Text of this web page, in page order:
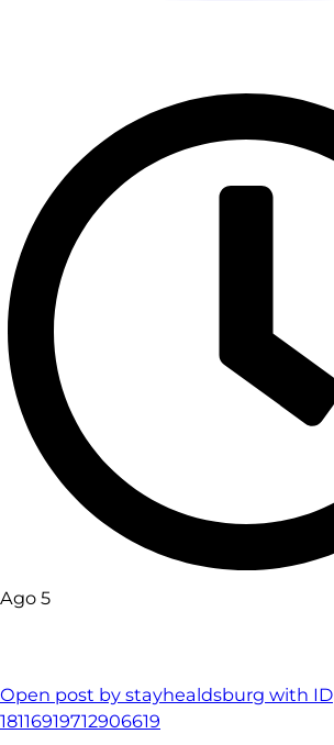
Ago 5
Open post by stayhealdsburg with ID
18116919712906619